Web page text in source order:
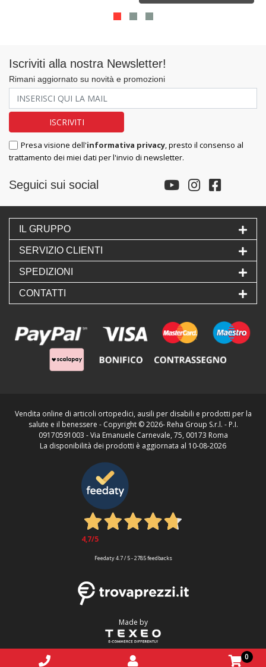
Iscriviti alla nostra Newsletter!
Rimani aggiornato su novità e promozioni
Presa visione dell'informativa privacy , presto il consenso al
trattamento dei miei dati per l'invio di newsletter.
Seguici sui social
IL GRUPPO
SERVIZIO CLIENTI
SPEDIZIONI
CONTATTI
Vendita online di articoli ortopedici, ausili per disabili e prodotti per la
salute e il benessere - Copyright ©2026- Reha Group S.r.l. - P.I.
09170591003 - Via Emanuele Carnevale, 75, 00173 Roma
La disponibilità dei prodotti è aggiornata al 10-08-2026
4,7/5
Feedaty4.7/ 5-2785feedbacks
Made by
0